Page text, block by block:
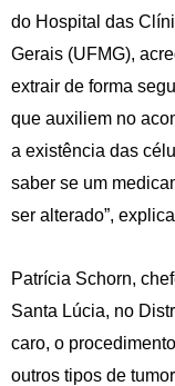
do Hospital das
Gerais (UFMG),
extrair de forma
que auxiliem no
a existência das
saber se um
ser alterado”,
Patrícia Schorn,
Santa Lúcia, no
caro, o
outros tipos de